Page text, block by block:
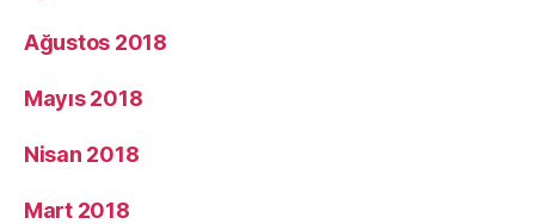
Ağustos 2018
Mayıs 2018
Nisan 2018
Mart 2018